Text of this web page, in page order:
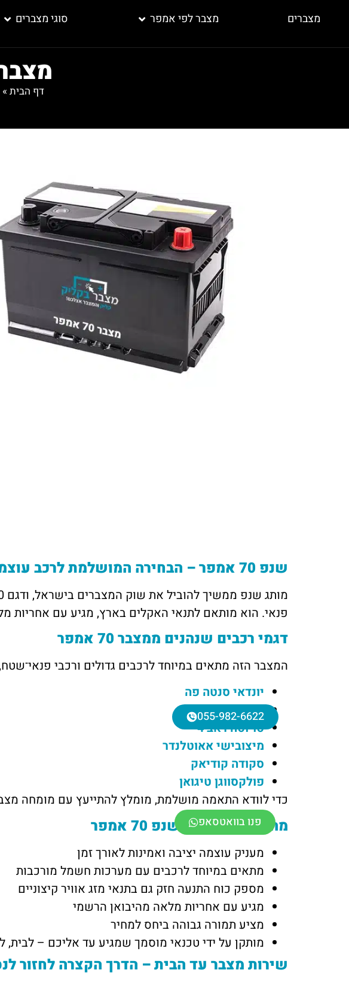
מצברים מצבר לפי אמפר סוגי מצברים
מצבר
דף הבית »
שנפ 70 אמפר – הבחירה המושלמת לרכב עוצמתי
פנאי. הוא מותאם לתנאי האקלים בארץ, מגיע עם אחריות
דגמי רכבים שנהנים ממצבר 70 אמפר
המצבר הזה מתאים במיוחד לרכבים גדולים ורכבי
יונדאי סנטה פה
קיה סורנטו
טויוטה ראב 4
מיצובישי אאוטלנדר
סקודה קודיאק
פולקסווגן טיגואן
כדי לוודא התאמה מושלמת, מומלץ להתייעץ עם מומחה
מה מיוחד במצבר שנפ 70 אמפר
מעניק עוצמה יציבה ואמינות לאורך זמן
מתאים במיוחד לרכבים עם מערכות חשמל מורכבות
מספק כוח התנעה חזק גם בתנאי מזג אוויר קיצוניים
מגיע עם אחריות מלאה מהיבואן הרשמי
מציע תמורה גבוהה ביחס למחיר
מותקן על ידי טכנאי מוסמך שמגיע עד אליכם – לבית,
שירות מצבר עד הבית – הדרך הקצרה לחזור
055-982-6622
פנו בוואטסאפ